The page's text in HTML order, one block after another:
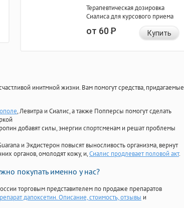
Терапевтическая дозировка
Сиалиса для курсового приема
от 60Р Купить
инитмной жизни. Вам помогут средства, придагаемые
, Левитра и Сиалис, а также Попперсы помогут сделать
добавят силы, энергии спортсменам и решат проблемы
и Экдистерон повысят выносливость организма, вернут
органов, омолодят кожу, и,Сиалис продлевает половой акт.
покупать именно у нас?
торговым представителем по продаже препаратов
дапоксетин. Описание, стоимость, отзывы и